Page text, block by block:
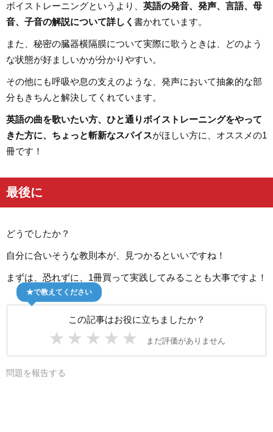
ボイストレーニングというより、 英語の発音、発声、言語、母
音、子音の解説について詳しく 書かれています。
また、秘密の臓器横隔膜について実際に歌うときは、どのよう
な状態が好ましいかが分かりやすい。
その他にも呼吸や息の支えのような、発声において抽象的な部
分もきちんと解決してくれています。
英語の曲を歌いたい方、ひと通りボイストレーニングをやって
きた方に、ちょっと斬新なスパイスがほしい方に、オススメの1
冊です！
最後に
どうでしたか？
自分に合いそうな教則本が、見つかるといいですね！
まずは、恐れずに、1冊買って実践してみることも大事ですよ！
この記事はお役に立ちましたか？
★ ★ ★ ★ ★ まだ評価がありません
★で教えてください
問題を報告する